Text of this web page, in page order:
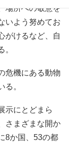
場所への敬意を
いよう努めてお
がけるなど、自
。
危機にある動物
る。
示にとどまら
さまざまな開か
8か国、53の都